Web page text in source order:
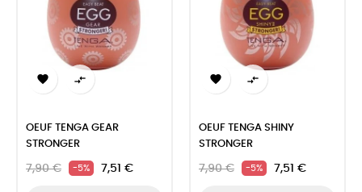
 
OEUF TENGA GEAR
STRONGER
7,90 € -5% 7,51 €
 
OEUF TENGA SHINY
STRONGER
7,90 € -5% 7,51 €